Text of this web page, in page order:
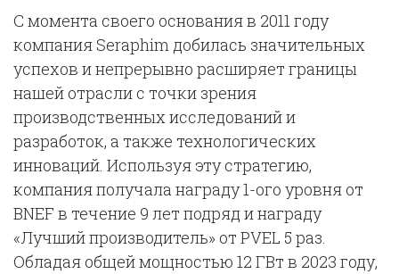
С момента своего основания в 2011 году
компания Seraphim добилась значительных
успехов и непрерывно расширяет границы
нашей отрасли с точки зрения
производственных исследований и
разработок, а также технологических
инноваций. Используя эту стратегию,
компания получала награду 1-ого уровня от
BNEF в течение 9 лет подряд и награду
«Лучший производитель» от PVEL 5 раз.
Обладая общей мощностью 12 ГВт в 2023 году,